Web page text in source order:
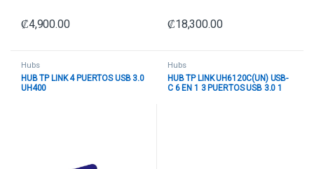
₡4,900.00 ₡18,300.00
Hubs
HUB TP LINK 4 PUERTOS USB 3.0
UH400
Hubs
HUB TP LINK UH6120C(UN) USB-
C 6 EN 1 3 PUERTOS USB 3.0 1